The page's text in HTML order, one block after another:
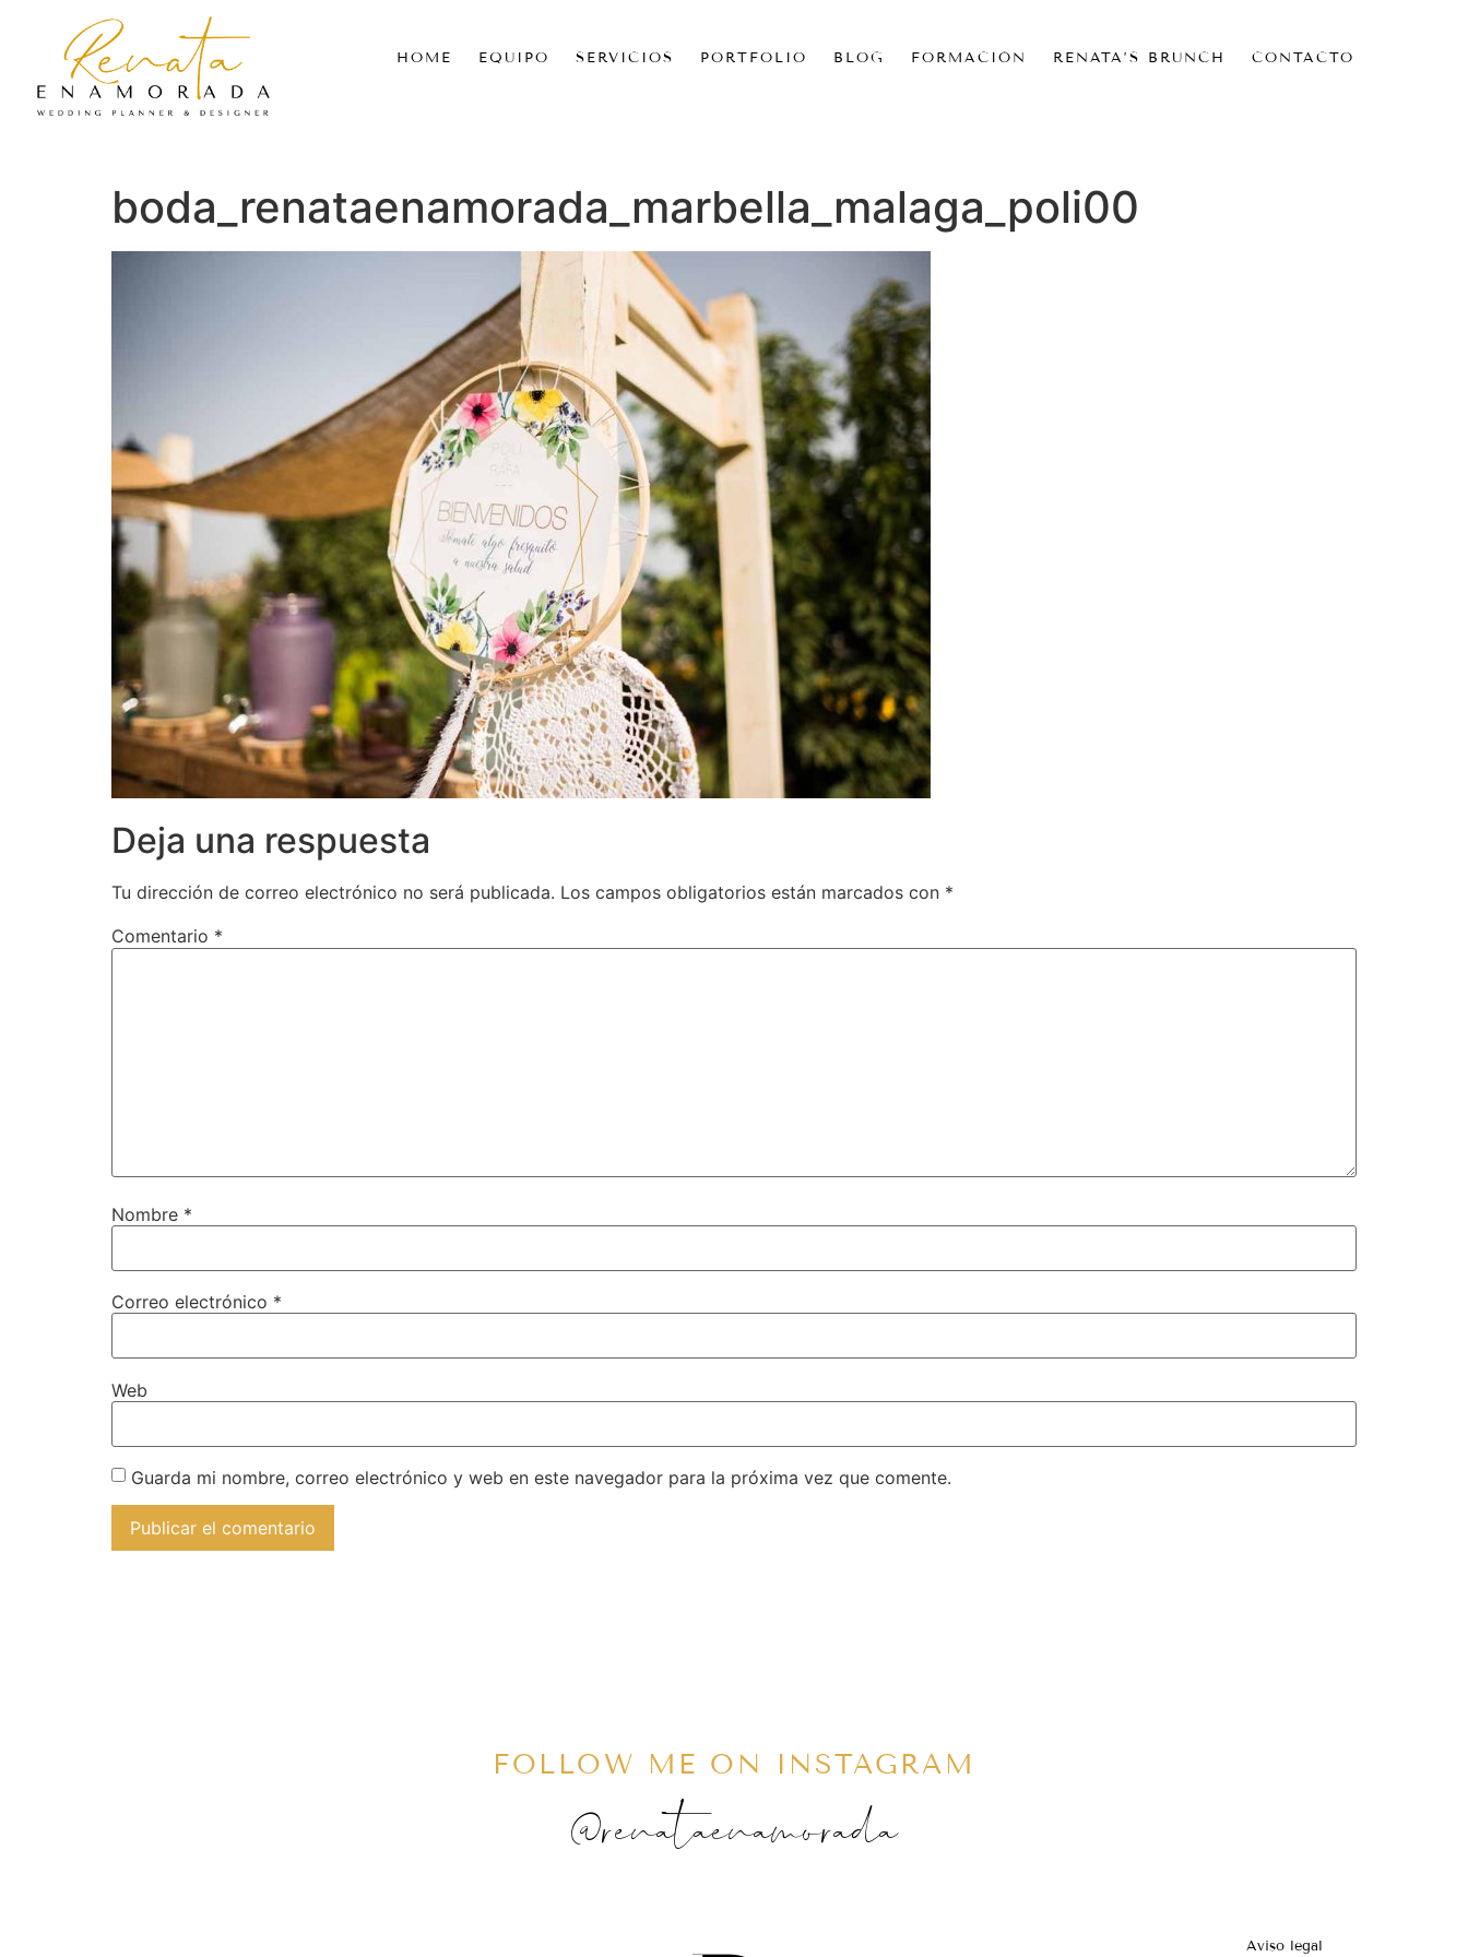
HOME EQUIPO SERVICIOS PORTFOLIO BLOG FORMACIÓN RENATA’S BRUNCH CONTACTO
boda_renataenamorada_marbella_malaga_poli00
Deja una respuesta
Tu dirección de correo electrónico no será publicada. Los campos obligatorios están marcados con *
Comentario *
Nombre *
Correo electrónico *
Web
Guarda mi nombre, correo electrónico y web en este navegador para la próxima vez que comente.
FOLLOW ME ON INSTAGRAM
@renataenamorada
Aviso legal